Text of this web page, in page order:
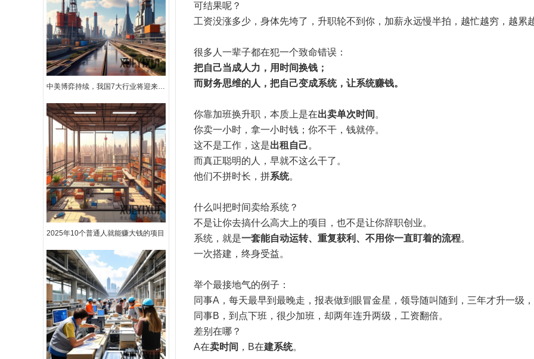
中美博弈持续，我国7大行业将迎来大发展机遇
2025年10个普通人就能赚大钱的项目
可结果呢？
工资没涨多少，身体先垮了，升职轮不到你，加薪永远慢半拍，越忙越穷，越累
很多人一辈子都在犯一个致命错误：
把自己当成人力，用时间换钱；
而财务思维的人，把自己变成系统，让系统赚钱。
你靠加班换升职，本质上是在出卖单次时间 。
你卖一小时，拿一小时钱；你不干，钱就停。
这不是工作，这是出租自己。
而真正聪明的人，早就不这么干了。
他们不拼时长，拼系统。
什么叫把时间卖给系统？
不是让你去搞什么高大上的项目，也不是让你辞职创业。
系统，就是一套能自动运转、重复获利、不用你一直盯着的流程。
一次搭建，终身受益。
举个最接地气的例子：
同事A，每天最早到最晚走，报表做到眼冒金星，领导随叫随到，三年才升一级，
同事B，到点下班，很少加班，却两年连升两级，工资翻倍。
差别在哪？
A在卖时间 ，B在建系统。